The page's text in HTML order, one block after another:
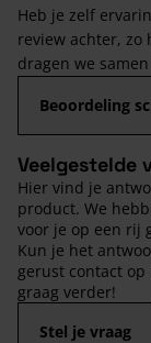
Heb je zelf
review achter, zo
dragen we
Beoordeling
Veelgestelde
Hier vind je
product. We
voor je op een rij
Kun je het
gerust contact op
graag verder!
Stel je vraag